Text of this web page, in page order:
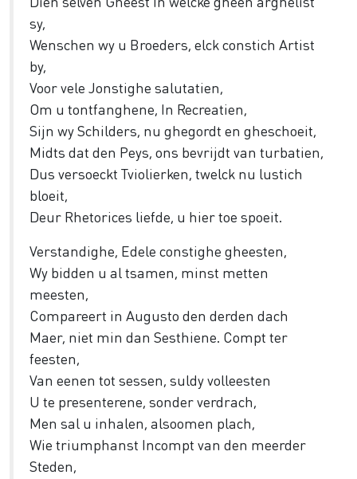
sy,
Wenschen wy u Broeders, elck constich Artist
by,
Voor vele Jonstighe salutatien,
Om u tontfanghene, In Recreatien,
Sijn wy Schilders, nu ghegordt en gheschoeit,
Midts dat den Peys, ons bevrijdt van turbatien,
Dus versoeckt Tviolierken, twelck nu lustich
bloeit,
Deur Rhetorices liefde, u hier toe spoeit.
Verstandighe, Edele constighe gheesten,
Wy bidden u al tsamen, minst metten
meesten,
Compareert in Augusto den derden dach
Maer, niet min dan Sesthiene. Compt ter
feesten,
Van eenen tot sessen, suldy volleesten
U te presenterene, sonder verdrach,
Men sal u inhalen, alsoomen plach,
Wie triumphanst Incompt van den meerder
Steden,